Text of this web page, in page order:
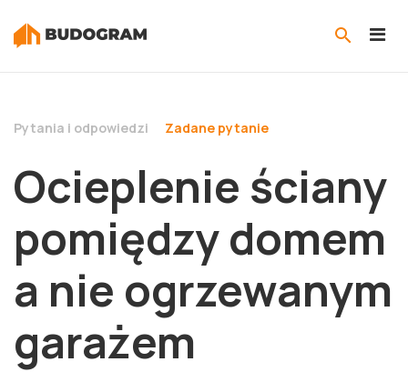
Pytania i odpowiedzi Zadane pytanie
Ocieplenie ściany
pomiędzy domem
a nie ogrzewanym
garażem